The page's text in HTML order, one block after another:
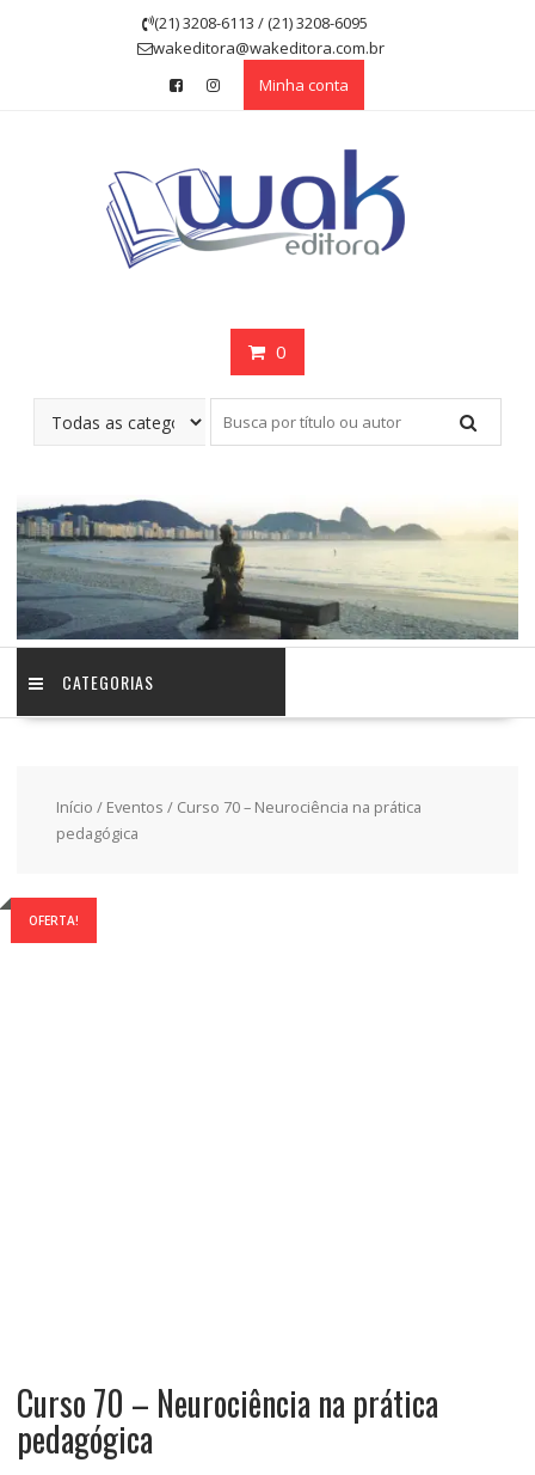
(21) 3208-6113 / (21) 3208-6095
wakeditora@wakeditora.com.br
Minha conta
0
CATEGORIAS
Início / Eventos / Curso 70 – Neurociência na prática
pedagógica
OFERTA!
Curso 70 – Neurociência na prática
pedagógica